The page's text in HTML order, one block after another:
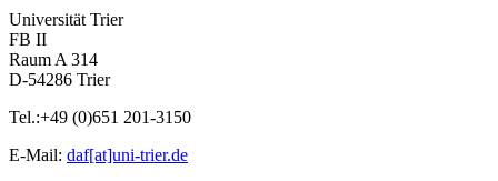
Universität Trier
FB II
Raum A 314
D-54286 Trier
Tel.:+49 (0)651 201-3150
E-Mail: daf[at]uni-trier.de